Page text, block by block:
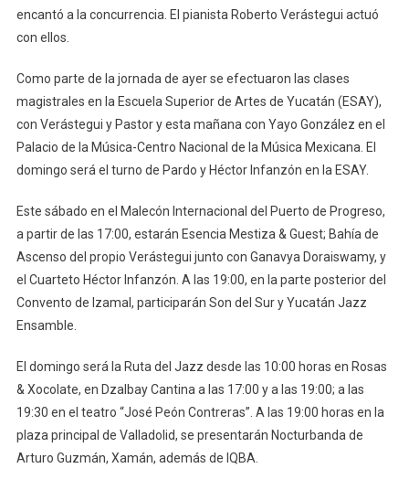
encantó a la concurrencia. El pianista Roberto Verástegui actuó
con ellos.
Como parte de la jornada de ayer se efectuaron las clases
magistrales en la Escuela Superior de Artes de Yucatán (ESAY),
con Verástegui y Pastor y esta mañana con Yayo González en el
Palacio de la Música-Centro Nacional de la Música Mexicana. El
domingo será el turno de Pardo y Héctor Infanzón en la ESAY.
Este sábado en el Malecón Internacional del Puerto de Progreso,
a partir de las 17:00, estarán Esencia Mestiza & Guest; Bahía de
Ascenso del propio Verástegui junto con Ganavya Doraiswamy, y
el Cuarteto Héctor Infanzón. A las 19:00, en la parte posterior del
Convento de Izamal, participarán Son del Sur y Yucatán Jazz
Ensamble.
El domingo será la Ruta del Jazz desde las 10:00 horas en Rosas
& Xocolate, en Dzalbay Cantina a las 17:00 y a las 19:00; a las
19:30 en el teatro “José Peón Contreras”. A las 19:00 horas en la
plaza principal de Valladolid, se presentarán Nocturbanda de
Arturo Guzmán, Xamán, además de IQBA.